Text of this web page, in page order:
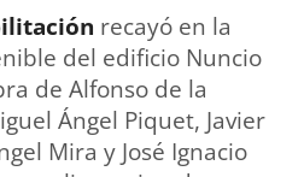
recayó en la
del edificio Nuncio
de Alfonso de la
Ángel Piquet, Javier
Mira y José Ignacio